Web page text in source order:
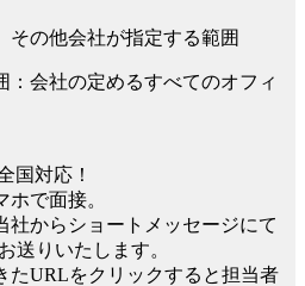
その他会社が指定する範囲
：会社の定めるすべてのオフィ
国対応！
ホで面接。
社からショートメッセージにて
送りいたします。
たURLをクリックすると担当者